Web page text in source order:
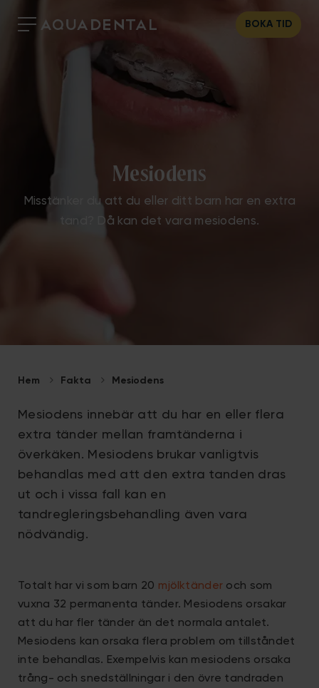
BOKA TID
Mesiodens
Misstänker du att du eller ditt barn har en extra
tand? Då kan det vara mesiodens.
Hem Fakta Mesiodens
Mesiodens innebär att du har en eller flera
extra tänder mellan framtänderna i
överkäken. Mesiodens brukar vanligtvis
behandlas med att den extra tanden dras
ut och i vissa fall kan en
tandregleringsbehandling även vara
nödvändig.
Totalt har vi som barn 20 mjölktänder och som
vuxna 32 permanenta tänder. Mesiodens orsakar
att du har fler tänder än det normala antalet.
Mesiodens kan orsaka flera problem om tillståndet
inte behandlas. Exempelvis kan mesiodens orsaka
trång- och snedställningar i den övre tandraden